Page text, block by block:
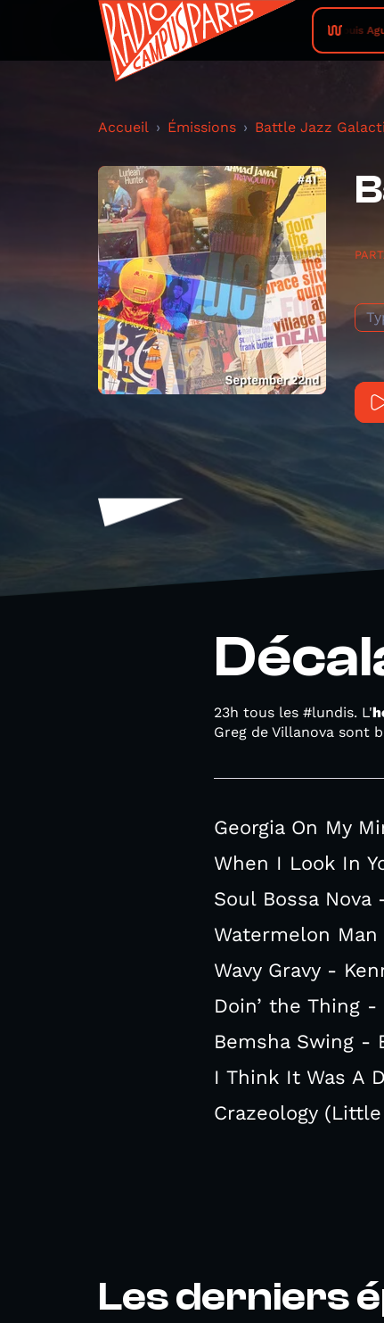
Louis
Accueil Émissions Battle Jazz
23h tous les #lundis. L'
Greg de Villanova sont
Georgia On My
When I Look In
Soul Bossa Nova
Watermelon
Wavy Gravy -
Doin’ the Thing -
Bemsha Swing -
I Think It Was A
Crazeology
Les derniers